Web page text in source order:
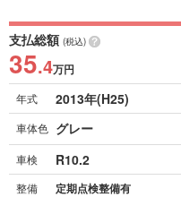
支払総額 (税込)
35.4万円
年式 2013年(H25)
車体色 グレー
車検 R10.2
整備 定期点検整備有